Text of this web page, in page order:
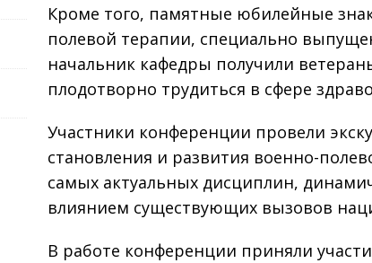
Кроме того, памятные юбилейные
полевой терапии, специально
начальник кафедры получили
плодотворно трудиться в сфере
Участники конференции провели
становления и развития военно-
самых актуальных дисциплин,
влиянием существующих вызовов
В работе конференции приняли